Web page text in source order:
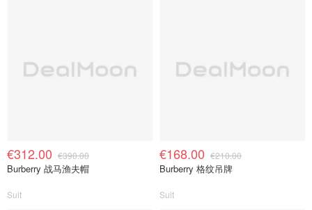
€312.00 €390.00
Burberry 战马渔夫帽
Suit
€168.00 €210.00
Burberry 格纹吊牌
Suit